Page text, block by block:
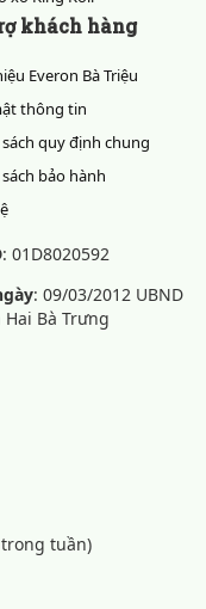
khách hàng
Everon Bà Triệu
thông tin
quy định chung
bảo hành
: 01D8020592
: 09/03/2012 UBND
Hai Bà Trưng
tuần)